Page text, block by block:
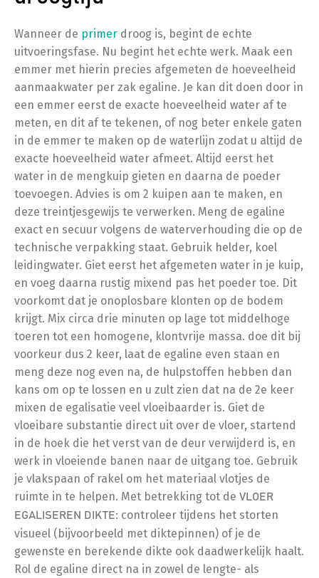
Wanneer de primer droog is, begint de echte
uitvoeringsfase. Nu begint het echte werk. Maak een
emmer met hierin precies afgemeten de hoeveelheid
aanmaakwater per zak egaline. Je kan dit doen door in
een emmer eerst de exacte hoeveelheid water af te
meten, en dit af te tekenen, of nog beter enkele gaten
in de emmer te maken op de waterlijn zodat u altijd de
exacte hoeveelheid water afmeet. Altijd eerst het
water in de mengkuip gieten en daarna de poeder
toevoegen. Advies is om 2 kuipen aan te maken, en
deze treintjesgewijs te verwerken. Meng de egaline
exact en secuur volgens de waterverhouding die op de
technische verpakking staat. Gebruik helder, koel
leidingwater. Giet eerst het afgemeten water in je kuip,
en voeg daarna rustig mixend pas het poeder toe. Dit
voorkomt dat je onoplosbare klonten op de bodem
krijgt. Mix circa drie minuten op lage tot middelhoge
toeren tot een homogene, klontvrije massa. doe dit bij
voorkeur dus 2 keer, laat de egaline even staan en
meng deze nog even na, de hulpstoffen hebben dan
kans om op te lossen en u zult zien dat na de 2e keer
mixen de egalisatie veel vloeibaarder is. Giet de
vloeibare substantie direct uit over de vloer, startend
in de hoek die het verst van de deur verwijderd is, en
werk in vloeiende banen naar de uitgang toe. Gebruik
je vlakspaan of rakel om het materiaal vlotjes de
ruimte in te helpen. Met betrekking tot de VLOER
EGALISEREN DIKTE: controleer tijdens het storten
visueel (bijvoorbeeld met diktepinnen) of je de
gewenste en berekende dikte ook daadwerkelijk haalt.
Rol de egaline direct na in zowel de lengte- als